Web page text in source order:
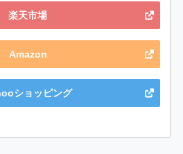
楽天市場
Amazon
ショッピング